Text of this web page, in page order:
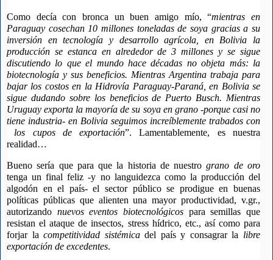
Como decía con bronca un buen amigo mío, “mientras en
Paraguay cosechan 10 millones toneladas de soya gracias a su
inversión en tecnología y desarrollo agrícola, en Bolivia la
producción se estanca en alrededor de 3 millones y se sigue
discutiendo lo que el mundo hace décadas no objeta más: la
biotecnología y sus beneficios. Mientras Argentina trabaja para
bajar los costos en la Hidrovía Paraguay-Paraná, en Bolivia se
sigue dudando sobre los beneficios de Puerto Busch. Mientras
Uruguay exporta la mayoría de su soya en grano -porque casi no
tiene industria- en Bolivia seguimos increíblemente trabados con
los cupos de exportación”. Lamentablemente, es nuestra
realidad…
Bueno sería que para que la historia de nuestro grano de oro
tenga un final feliz -y no languidezca como la producción del
algodón en el país- el sector público se prodigue en buenas
políticas públicas que alienten una mayor productividad, v.gr.,
autorizando nuevos eventos biotecnológicos para semillas que
resistan el ataque de insectos, stress hídrico, etc., así como para
forjar la competitividad sistémica del país y consagrar la libre
exportación de excedentes.